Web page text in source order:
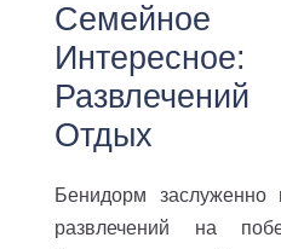
Семейное
Отдых
Бенидорм заслуженно
развлечений на